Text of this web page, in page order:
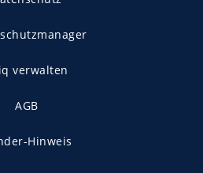
verwalten
AGB
Hinweis